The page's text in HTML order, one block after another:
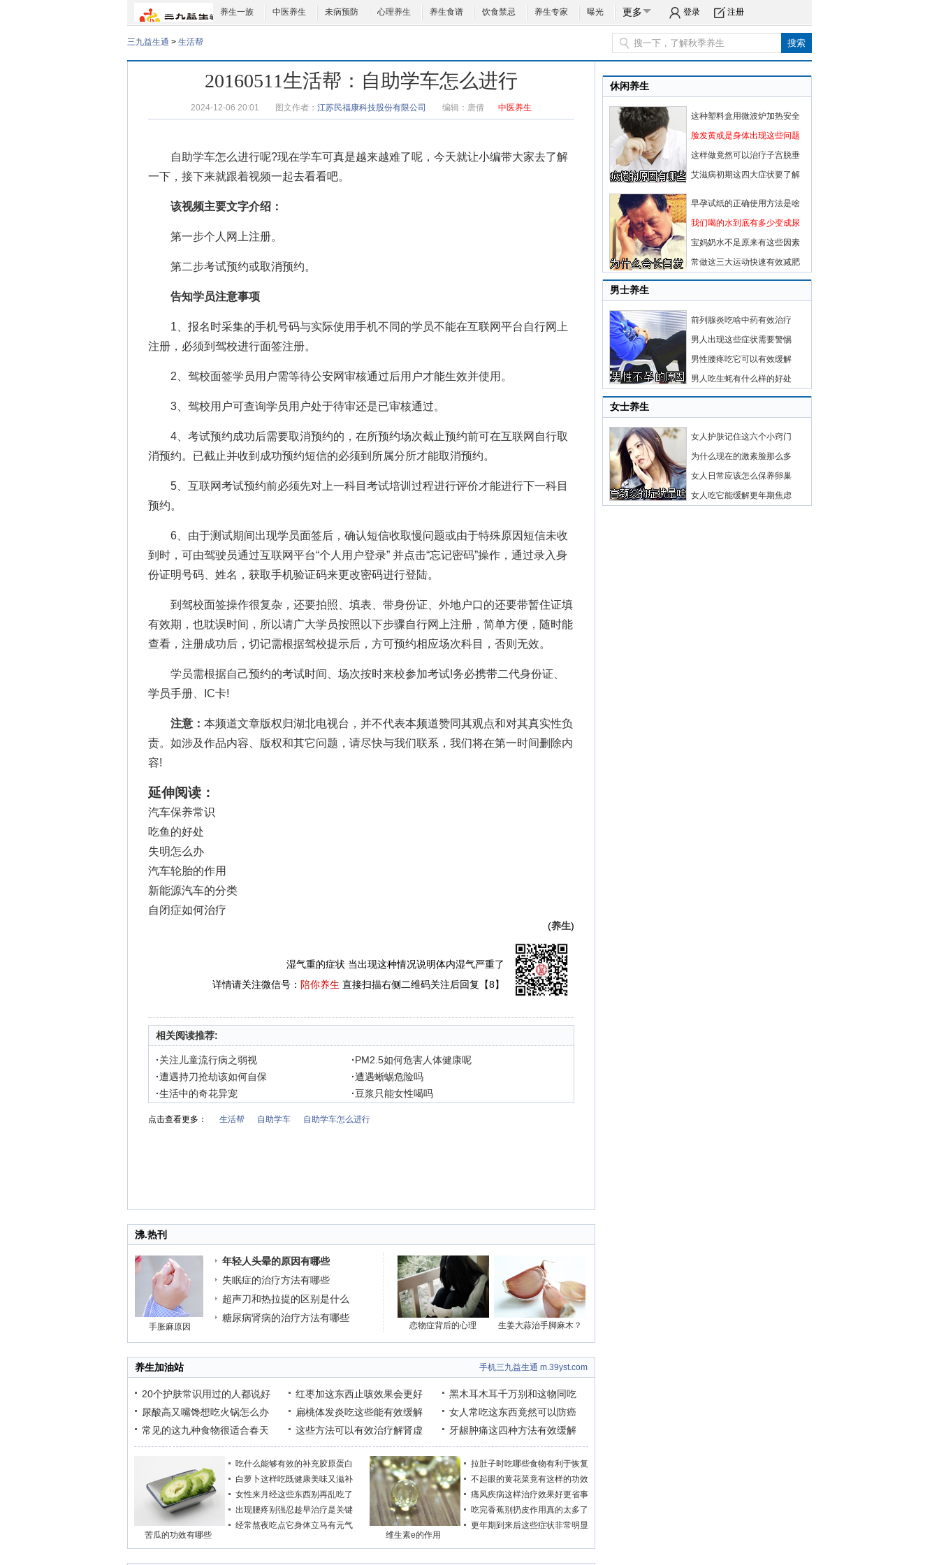
养生一族 中医养生 未病预防 心理养生 养生食谱 饮食禁忌 养生专家 曝光 更多 登录 注册
三九益生通 > 生活帮
20160511生活帮：自助学车怎么进行
2024-12-06 20:01 图文作者： 江苏民福康科技股份有限公司 编辑： 唐倩 中医养生
自助学车怎么进行呢?现在学车可真是越来越难了呢，今天就让小编带大家去了解
一下，接下来就跟着视频一起去看看吧。
该视频主要文字介绍：
第一步个人网上注册。
第二步考试预约或取消预约。
告知学员注意事项
1、报名时采集的手机号码与实际使用手机不同的学员不能在互联网平台自行网上
注册，必须到驾校进行面签注册。
2、驾校面签学员用户需等待公安网审核通过后用户才能生效并使用。
3、驾校用户可查询学员用户处于待审还是已审核通过。
4、考试预约成功后需要取消预约的，在所预约场次截止预约前可在互联网自行取
消预约。已截止并收到成功预约短信的必须到所属分所才能取消预约。
5、互联网考试预约前必须先对上一科目考试培训过程进行评价才能进行下一科目
预约。
6、由于测试期间出现学员面签后，确认短信收取慢问题或由于特殊原因短信未收
到时，可由驾驶员通过互联网平台“个人用户登录” 并点击“忘记密码”操作，通过录入身
份证明号码、姓名，获取手机验证码来更改密码进行登陆。
到驾校面签操作很复杂，还要拍照、填表、带身份证、外地户口的还要带暂住证填
有效期，也耽误时间，所以请广大学员按照以下步骤自行网上注册，简单方便，随时能
查看，注册成功后，切记需根据驾校提示后，方可预约相应场次科目，否则无效。
学员需根据自己预约的考试时间、场次按时来校参加考试!务必携带二代身份证、
学员手册、IC卡!
注意： 本频道文章版权归湖北电视台，并不代表本频道赞同其观点和对其真实性负
责。如涉及作品内容、版权和其它问题，请尽快与我们联系，我们将在第一时间删除内
容!
延伸阅读：
汽车保养常识
吃鱼的好处
失明怎么办
汽车轮胎的作用
新能源汽车的分类
自闭症如何治疗
(养生)
湿气重的症状 当出现这种情况说明体内湿气严重了
详情请关注微信号： 陪你养生 直接扫描右侧二维码关注后回复【8】
相关阅读推荐:
·关注儿童流行病之弱视 ·PM2.5如何危害人体健康呢
·遭遇持刀抢劫该如何自保 ·遭遇蜥蜴危险吗
·生活中的奇花异宠 ·豆浆只能女性喝吗
点击查看更多： 生活帮 自助学车 自助学车怎么进行
沸.热刊
手胀麻原因
年轻人头晕的原因有哪些
失眠症的治疗方法有哪些
超声刀和热拉提的区别是什么
糖尿病肾病的治疗方法有哪些
恋物症背后的心理 生姜大蒜治手脚麻木？
养生加油站 手机三九益生通 m.39yst.com
20个护肤常识用过的人都说好
尿酸高又嘴馋想吃火锅怎么办
常见的这九种食物很适合春天
红枣加这东西止咳效果会更好
扁桃体发炎吃这些能有效缓解
这些方法可以有效治疗解肾虚
黑木耳木耳千万别和这物同吃
女人常吃这东西竟然可以防癌
牙龈肿痛这四种方法有效缓解
苦瓜的功效有哪些
吃什么能够有效的补充胶原蛋白
白萝卜这样吃既健康美味又滋补
女性来月经这些东西别再乱吃了
出现腰疼别强忍趁早治疗是关键
经常熬夜吃点它身体立马有元气
维生素e的作用
拉肚子时吃哪些食物有利于恢复
不起眼的黄花菜竟有这样的功效
痛风疾病这样治疗效果好更省事
吃完香蕉别扔皮作用真的太多了
更年期到来后这些症状非常明显
休闲养生
这种塑料盒用微波炉加热安全
脸发黄或是身体出现这些问题
这样做竟然可以治疗子宫脱垂
艾滋病初期这四大症状要了解
早孕试纸的正确使用方法是啥
我们喝的水到底有多少变成尿
宝妈奶水不足原来有这些因素
常做这三大运动快速有效减肥
男士养生
前列腺炎吃啥中药有效治疗
男人出现这些症状需要警惕
男性腰疼吃它可以有效缓解
男人吃生蚝有什么样的好处
女士养生
女人护肤记住这六个小窍门
为什么现在的激素脸那么多
女人日常应该怎么保养卵巢
女人吃它能缓解更年期焦虑